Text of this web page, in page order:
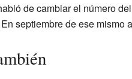
de cambiar el número
septiembre de ese